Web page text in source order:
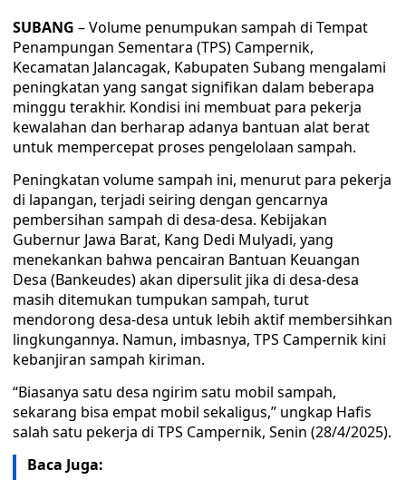
SUBANG – Volume penumpukan sampah di Tempat
Penampungan Sementara (TPS) Campernik,
Kecamatan Jalancagak, Kabupaten Subang mengalami
peningkatan yang sangat signifikan dalam beberapa
minggu terakhir. Kondisi ini membuat para pekerja
kewalahan dan berharap adanya bantuan alat berat
untuk mempercepat proses pengelolaan sampah.
Peningkatan volume sampah ini, menurut para pekerja
di lapangan, terjadi seiring dengan gencarnya
pembersihan sampah di desa-desa. Kebijakan
Gubernur Jawa Barat, Kang Dedi Mulyadi, yang
menekankan bahwa pencairan Bantuan Keuangan
Desa (Bankeudes) akan dipersulit jika di desa-desa
masih ditemukan tumpukan sampah, turut
mendorong desa-desa untuk lebih aktif membersihkan
lingkungannya. Namun, imbasnya, TPS Campernik kini
kebanjiran sampah kiriman.
“Biasanya satu desa ngirim satu mobil sampah,
sekarang bisa empat mobil sekaligus,” ungkap Hafis
salah satu pekerja di TPS Campernik, Senin (28/4/2025).
Baca Juga: